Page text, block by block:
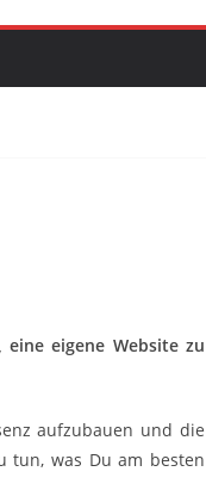
eigene Website zu
aufzubauen und die
tun, was Du am besten